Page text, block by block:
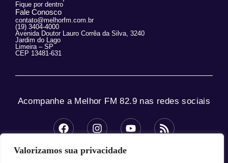
Valorizamos sua privacidade
Fique por dentro
Fale Conosco
contato@melhorfm.com.br
(19) 3404-4000
Avenida Doutor Lauro Corrêa da Silva, 3240
Jardim do Lago
Limeira – SP
CEP 13481-631
Acompanhe a Melhor FM 82.9 nas redes sociais
© 2025 Melhor FM 82.9 – Todos os direitos